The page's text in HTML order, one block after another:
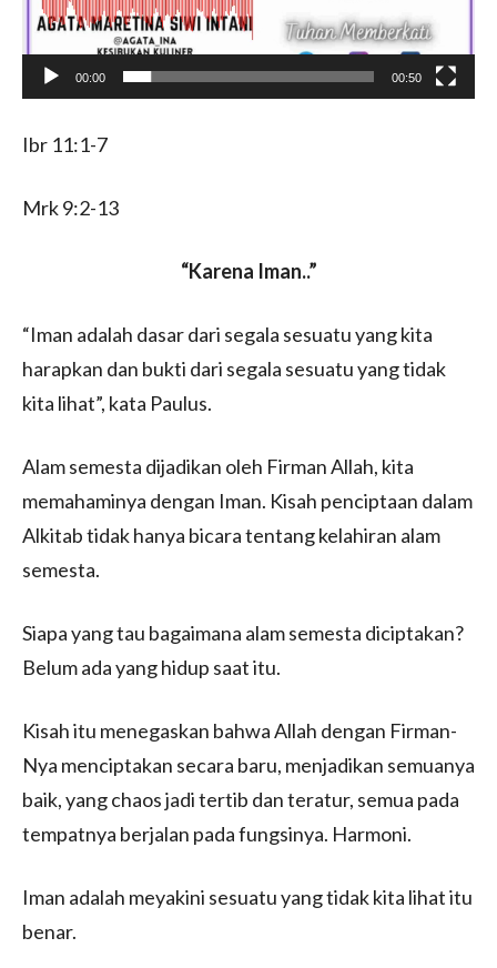
00:00 00:50
Ibr 11:1-7
Mrk 9:2-13
“Karena Iman..”
“Iman adalah dasar dari segala sesuatu yang kita
harapkan dan bukti dari segala sesuatu yang tidak
kita lihat”, kata Paulus.
Alam semesta dijadikan oleh Firman Allah, kita
memahaminya dengan Iman. Kisah penciptaan dalam
Alkitab tidak hanya bicara tentang kelahiran alam
semesta.
Siapa yang tau bagaimana alam semesta diciptakan?
Belum ada yang hidup saat itu.
Kisah itu menegaskan bahwa Allah dengan Firman-
Nya menciptakan secara baru, menjadikan semuanya
baik, yang chaos jadi tertib dan teratur, semua pada
tempatnya berjalan pada fungsinya. Harmoni.
Iman adalah meyakini sesuatu yang tidak kita lihat itu
benar.